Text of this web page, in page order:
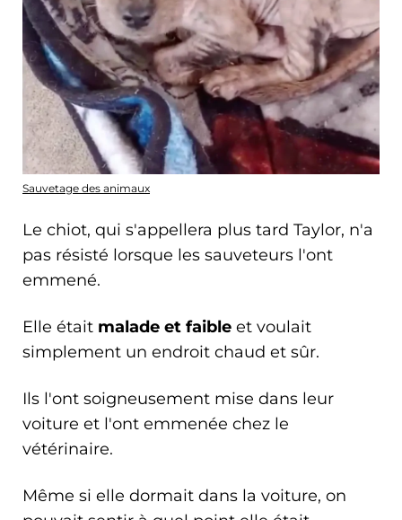
Sauvetage des animaux
Le chiot, qui s'appellera plus tard Taylor, n'a
pas résisté lorsque les sauveteurs l'ont
emmené.
Elle était malade et faible et voulait
simplement un endroit chaud et sûr.
Ils l'ont soigneusement mise dans leur
voiture et l'ont emmenée chez le
vétérinaire.
Même si elle dormait dans la voiture, on